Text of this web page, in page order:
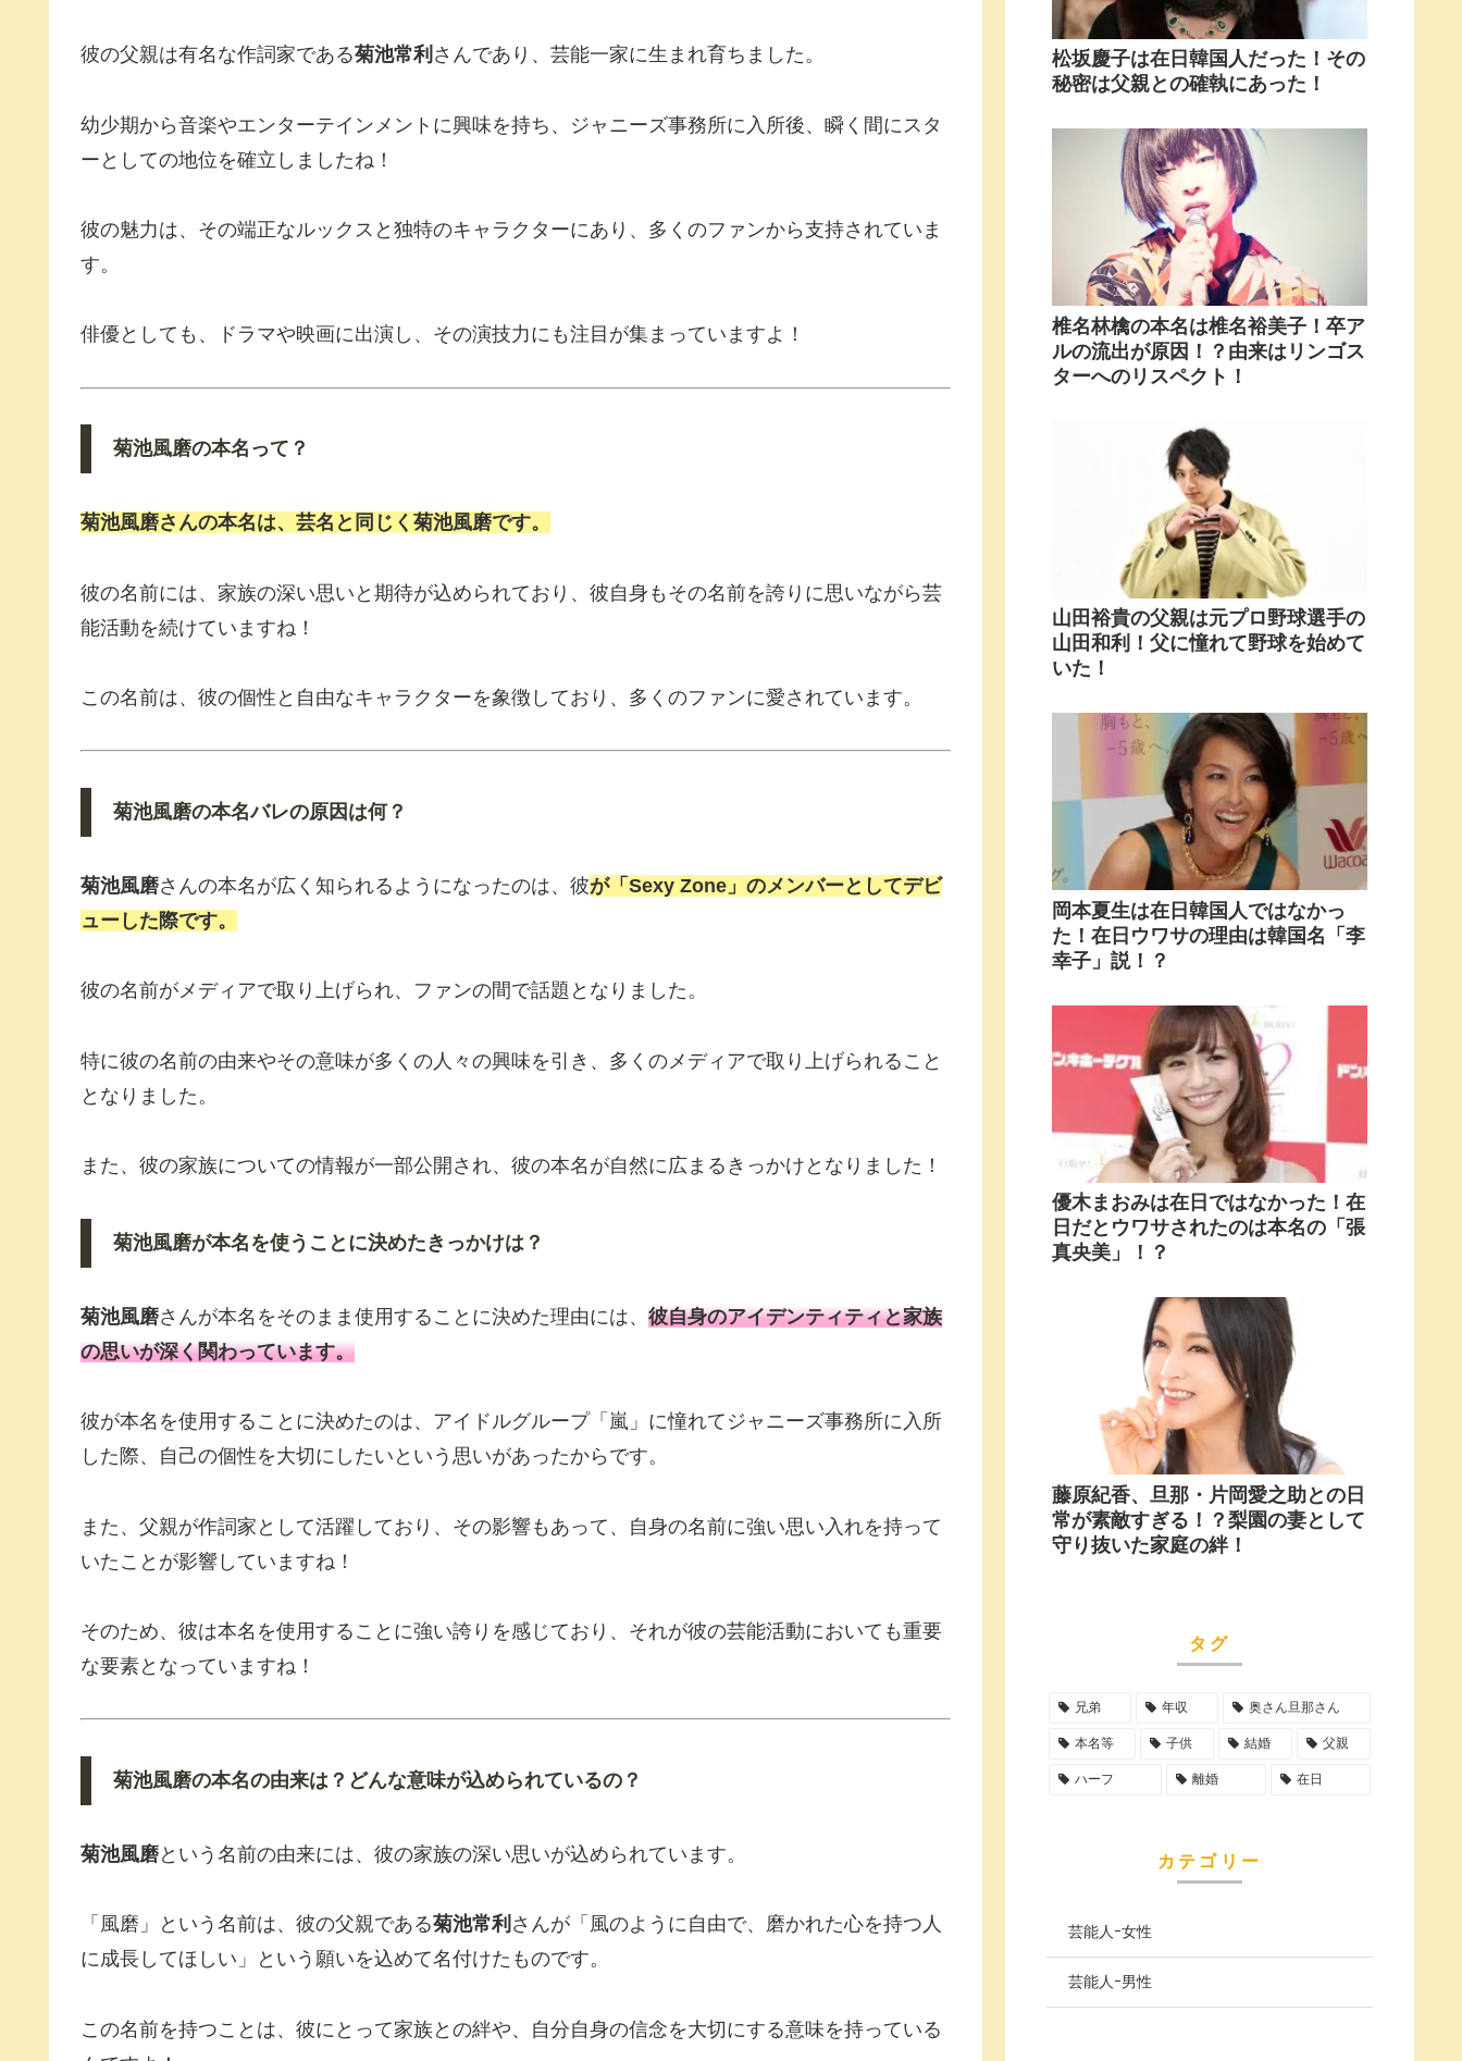
彼の父親は有名な作詞家である菊池常利 さんであり、芸能一家に生まれ育ちました。
幼少期から音楽やエンターテインメントに興味を持ち、ジャニーズ事務所に入所後、瞬く間にスタ
ーとしての地位を確立しましたね！
彼の魅力は、その端正なルックスと独特のキャラクターにあり、多くのファンから支持されていま
す。
俳優としても、ドラマや映画に出演し、その演技力にも注目が集まっていますよ！
菊池風磨の本名って？
菊池風磨さんの本名は、芸名と同じく 菊池風磨です。
彼の名前には、家族の深い思いと期待が込められており、彼自身もその名前を誇りに思いながら芸
能活動を続けていますね！
この名前は、彼の個性と自由なキャラクターを象徴しており、多くのファンに愛されています。
菊池風磨の本名バレの原因は何？
菊池風磨さんの本名が広く知られるようになったのは、彼が「Sexy Zone」のメンバーとしてデビ
ューした際です。
彼の名前がメディアで取り上げられ、ファンの間で話題となりました。
特に彼の名前の由来やその意味が多くの人々の興味を引き、多くのメディアで取り上げられること
となりました。
また、彼の家族についての情報が一部公開され、彼の本名が自然に広まるきっかけとなりました！
菊池風磨が本名を使うことに決めたきっかけは？
菊池風磨さんが本名をそのまま使用することに決めた理由には、 彼自身のアイデンティティと家族
の思いが深く関わっています。
彼が本名を使用することに決めたのは、アイドルグループ「嵐」に憧れてジャニーズ事務所に入所
した際、自己の個性を大切にしたいという思いがあったからです。
また、父親が作詞家として活躍しており、その影響もあって、自身の名前に強い思い入れを持って
いたことが影響していますね！
そのため、彼は本名を使用することに強い誇りを感じており、それが彼の芸能活動においても重要
な要素となっていますね！
菊池風磨の本名の由来は？どんな意味が込められているの？
菊池風磨という名前の由来には、彼の家族の深い思いが込められています。
「風磨」という名前は、彼の父親である菊池常利 さんが「風のように自由で、磨かれた心を持つ人
に成長してほしい」という願いを込めて名付けたものです。
この名前を持つことは、彼にとって家族との絆や、自分自身の信念を大切にする意味を持っている
松坂慶子は在日韓国人だった！その
秘密は父親との確執にあった！
椎名林檎の本名は椎名裕美子！卒ア
ルの流出が原因！？由来はリンゴス
ターへのリスペクト！
山田裕貴の父親は元プロ野球選手の
山田和利！父に憧れて野球を始めて
いた！
岡本夏生は在日韓国人ではなかっ
た！在日ウワサの理由は韓国名「李
幸子」説！？
優木まおみは在日ではなかった！在
日だとウワサされたのは本名の「張
真央美」！？
藤原紀香、旦那・片岡愛之助との日
常が素敵すぎる！？梨園の妻として
守り抜いた家庭の絆！
タグ
兄弟 年収 奥さん旦那さん
本名等 子供 結婚 父親
ハーフ 離婚 在日
カテゴリー
芸能人ｰ女性
芸能人ｰ男性